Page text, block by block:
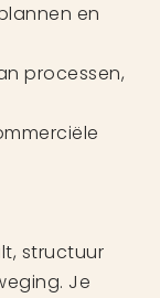
en
processen,
structuur
Je